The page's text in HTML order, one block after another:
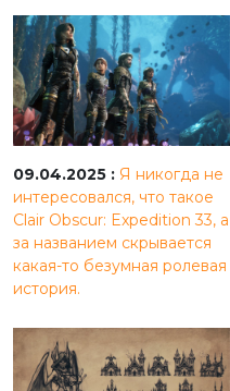
09.04.2025 : Я никогда не
интересовался, что такое
Clair Obscur: Expedition 33, а
за названием скрывается
какая-то безумная ролевая
история.